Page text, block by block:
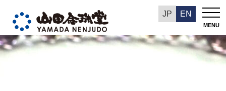
JP EN
MENU
今週の推奨品